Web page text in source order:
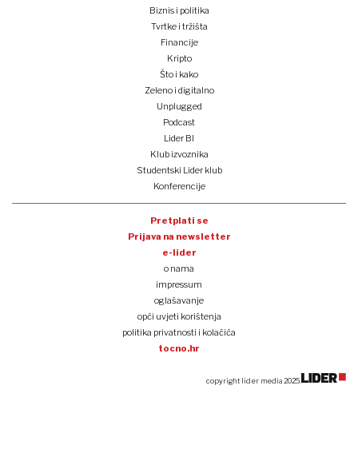
Biznis i politika
Tvrtke i tržišta
Financije
Kripto
Što i kako
Zeleno i digitalno
Unplugged
Podcast
Lider BI
Klub izvoznika
Studentski Lider klub
Konferencije
Pretplati se
Prijava na newsletter
e-lider
o nama
impressum
oglašavanje
opći uvjeti korištenja
politika privatnosti i kolačića
tocno.hr
copyright lider media 2025.